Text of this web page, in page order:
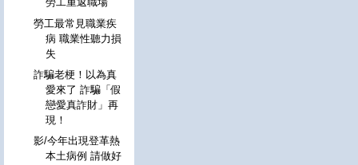
勞工最常見職業疾
病 職業性聽力損
失
詐騙老梗！以為真
愛來了 詐騙「假
戀愛真詐財」再
現！
影/今年出現登革熱
本土病例 請做好